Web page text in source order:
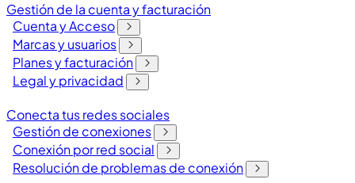
Gestión de la cuenta y facturación
Cuenta y Acceso
Marcas y usuarios
Planes y facturación
Legal y privacidad
Conecta tus redes sociales
Gestión de conexiones
Conexión por red social
Resolución de problemas de conexión